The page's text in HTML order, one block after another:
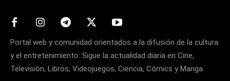
Portal web y comunidad orientados a la difusión de la cultura
y el entretenimiento. Sigue la actualidad diaria en Cine,
Televisión, Libros, Videojuegos, Ciencia, Cómics y Manga.